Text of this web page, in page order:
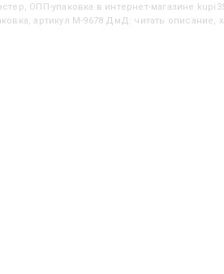
ОПП-упаковка в интернет-магазине
артикул M-9678 ДмД: читать описание,